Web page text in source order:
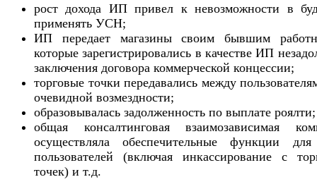
рост дохода ИП привел к невозможности в
применять УСН;
ИП передает магазины своим бывшим
которые зарегистрировались в качестве ИП
заключения договора коммерческой концессии;
торговые точки передавались между
очевидной возмездности;
образовывалась задолженность по выплате роялти;
общая консалтинговая взаимозависимая
осуществляла обеспечительные функции
пользователей (включая инкассирование с
точек) и т.д.